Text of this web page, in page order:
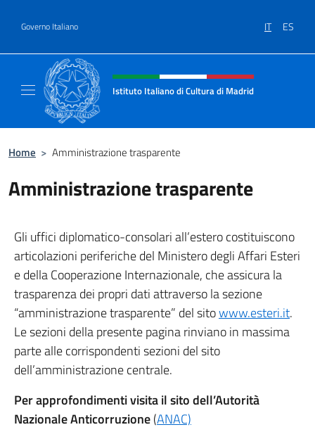
Governo Italiano IT ES
Intestazione sito, social e menù
Istituto Italiano di Cultura di Madrid
Home > Amministrazione trasparente
Amministrazione trasparente
Gli uffici diplomatico-consolari all’estero costituiscono
articolazioni periferiche del Ministero degli Affari Esteri
e della Cooperazione Internazionale, che assicura la
trasparenza dei propri dati attraverso la sezione
“amministrazione trasparente” del sitowww.esteri.it.
Le sezioni della presente pagina rinviano in massima
parte alle corrispondenti sezioni del sito
dell’amministrazione centrale.
Per approfondimenti visita il sito dell’Autorità
Nazionale Anticorruzione(ANAC)